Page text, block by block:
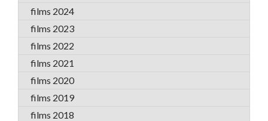
films 2024
films 2023
films 2022
films 2021
films 2020
films 2019
films 2018